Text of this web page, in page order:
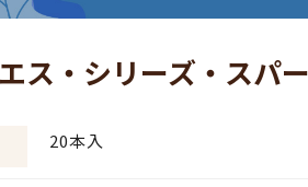
ス・シリーズ・スパ
20本入